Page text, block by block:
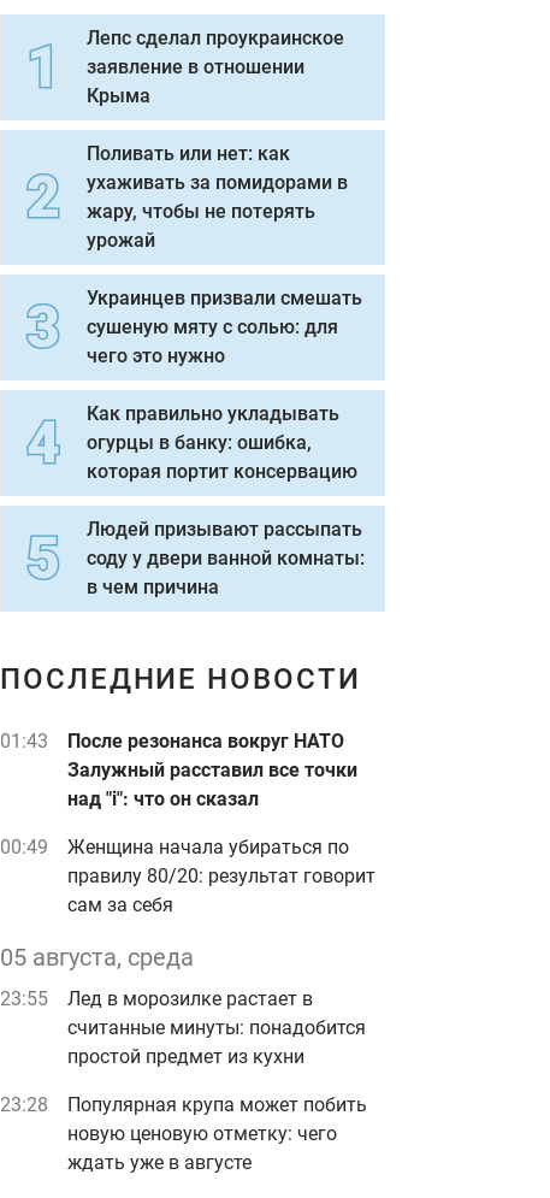
Лепс сделал проукраинское
заявление в отношении
Крыма
Поливать или нет: как
ухаживать за помидорами в
жару, чтобы не потерять
урожай
Украинцев призвали смешать
сушеную мяту с солью: для
чего это нужно
Как правильно укладывать
огурцы в банку: ошибка,
которая портит консервацию
Людей призывают рассыпать
соду у двери ванной комнаты:
в чем причина
ПОСЛЕДНИЕ НОВОСТИ
01:43
После резонанса вокруг НАТО
Залужный расставил все точки
над "i": что он сказал
00:49
Женщина начала убираться по
правилу 80/20: результат говорит
сам за себя
05 августа, среда
23:55
Лед в морозилке растает в
считанные минуты: понадобится
простой предмет из кухни
23:28
Популярная крупа может побить
новую ценовую отметку: чего
ждать уже в августе